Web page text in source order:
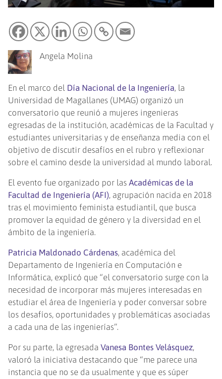
Angela Molina
En el marco del Día Nacional de la Ingeniería, la
Universidad de Magallanes (UMAG) organizó un
conversatorio que reunió a mujeres ingenieras
egresadas de la institución, académicas de la Facultad y
estudiantes universitarias y de enseñanza media con el
objetivo de discutir desafíos en el rubro y reflexionar
sobre el camino desde la universidad al mundo laboral.
El evento fue organizado por lasAcadémicas de la
Facultad de Ingeniería (AFI), agrupación nacida en 2018
tras el movimiento feminista estudiantil, que busca
promover la equidad de género y la diversidad en el
ámbito de la ingeniería.
Patricia Maldonado Cárdenas, académica del
Departamento de Ingeniería en Computación e
Informática, explicó que “el conversatorio surge con la
necesidad de incorporar más mujeres interesadas en
estudiar el área de Ingeniería y poder conversar sobre
los desafíos, oportunidades y problemáticas asociadas
a cada una de las ingenierías”.
Por su parte, la egresadaVanesa Bontes Velásquez,
valoró la iniciativa destacando que “me parece una
instancia que no se da usualmente y que es súper